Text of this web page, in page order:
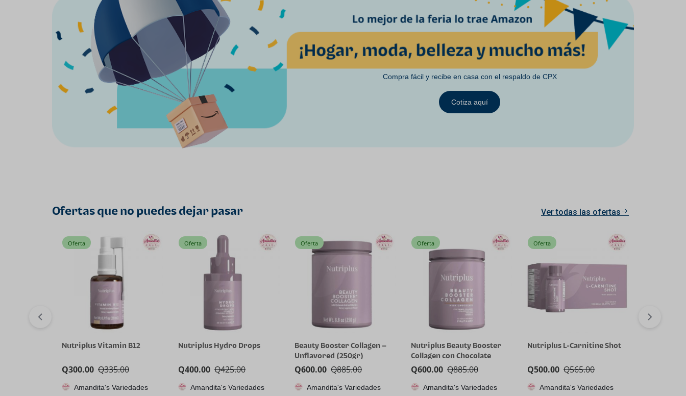
Compra fácil y recibe en casa con el respaldo de CPX
Cotiza aquí
Ofertas que no puedes dejar pasar Ver todas las ofertas
Oferta
Nutriplus Vitamin B12
Q335.00
Q300.00
Amandita's Variedades
Oferta
Nutriplus Hydro Drops
Q425.00
Q400.00
Amandita's Variedades
Oferta
Beauty Booster Collagen –
Unflavored (250gr)
Q885.00
Q600.00
Amandita's Variedades
Oferta
Nutriplus Beauty Booster
Collagen con Chocolate
Q885.00
Q600.00
Amandita's Variedades
Oferta
Nutriplus L-Carnitine Shot
Q565.00
Q500.00
Amandita's Variedades